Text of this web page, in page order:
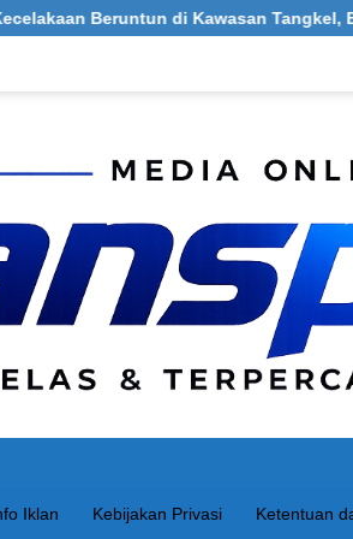
di Kawasan Tangkel, Burneh,
Iklan Kebijakan Privasi Ketentuan